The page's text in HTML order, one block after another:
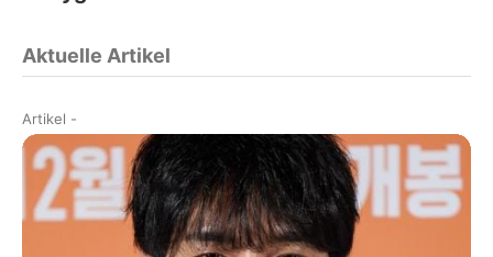
Aktuelle Artikel
Artikel -